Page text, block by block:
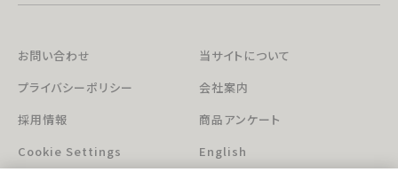
お問い合わせ
当サイトについて
プライバシーポリシー
会社案内
採用情報
商品アンケート
Cookie Settings
English